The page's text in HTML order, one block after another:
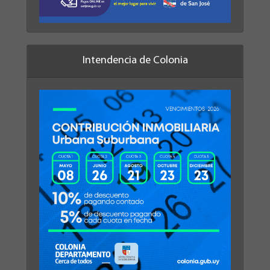
Intendencia de Colonia